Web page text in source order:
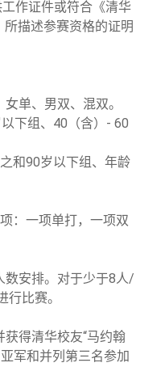
作证件或符合《清华
所描述参赛资格的证明
单、男双、混双。
下组、40（含）- 60
和90岁以下组、年龄
：一项单打，一项双
数安排。对于少于8人/
比赛。
得清华校友“马约翰
军和并列第三名参加